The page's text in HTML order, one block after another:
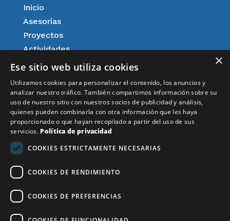
Inicio
Asesorías
Proyectos
Actividades
Agenda
Aspectos legales
Resultados
Noticias
Aviso Legal
×
Ese sitio web utiliza cookies
Utilizamos cookies para personalizar el contenido, los anuncios y
analizar nuestro tráfico. También compartimos información sobre su
uso de nuestro sitio con nuestros socios de publicidad y análisis,
quienes pueden combinarla con otra información que les haya
proporcionado o que hayan recopilado a partir del uso de sus
servicios. Política de privacidad
COOKIES ESTRICTAMENTE NECESARIAS
COOKIES DE RENDIMIENTO
COOKIES DE PREFERENCIAS